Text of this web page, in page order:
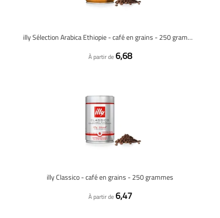
illy Sélection Arabica Ethiopie - café en grains - 250 grammes
À partir de 6,68
illy Classico - café en grains - 250 grammes
À partir de 6,47